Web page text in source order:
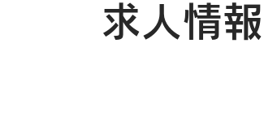
求人情報